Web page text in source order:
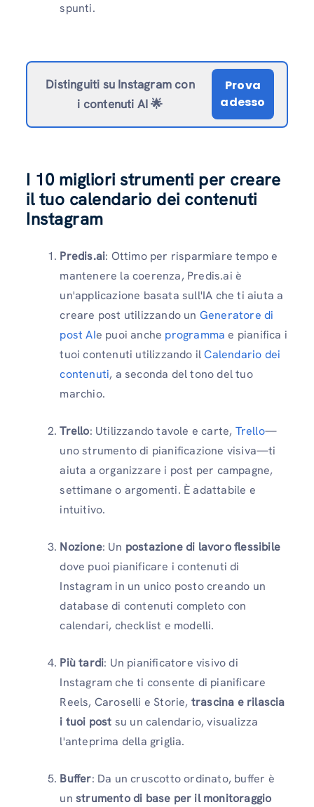
spunti.
Distinguiti su Instagram con
i contenuti AI 🌟
Prova
adesso
I 10 migliori strumenti per creare
il tuo calendario dei contenuti
Instagram
Predis.ai: Ottimo per risparmiare tempo e
mantenere la coerenza, Predis.ai è
un'applicazione basata sull'IA che ti aiuta a
creare post utilizzando un Generatore di
post AIe puoi anche programma e pianifica i
tuoi contenuti utilizzando ilCalendario dei
contenuti, a seconda del tono del tuo
marchio.
Trello: Utilizzando tavole e carte, Trello—
uno strumento di pianificazione visiva—ti
aiuta a organizzare i post per campagne,
settimane o argomenti. È adattabile e
intuitivo.
Nozione: Un postazione di lavoro flessibile
dove puoi pianificare i contenuti di
Instagram in un unico posto creando un
database di contenuti completo con
calendari, checklist e modelli.
Più tardi: Un pianificatore visivo di
Instagram che ti consente di pianificare
Reels, Caroselli e Storie, trascina e rilascia
i tuoi post su un calendario, visualizza
l'anteprima della griglia.
Buffer: Da un cruscotto ordinato, buffer è
un strumento di base per il monitoraggio